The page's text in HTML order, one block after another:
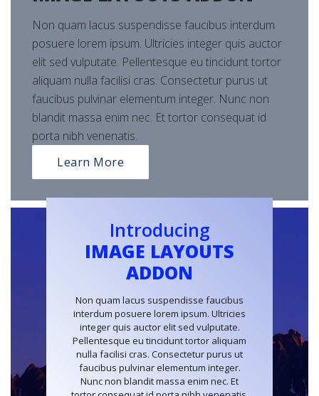
Non quam lacus suspendisse faucibus interdum
posuere lorem ipsum. Ultricies integer quis auctor
elit sed vulputate. Pellentesque eu tincidunt tortor
aliquam nulla facilisi cras. Consectetur purus ut
faucibus pulvinar elementum integer. Nunc non
blandit massa enim nec. Et tortor consequat id
porta nibh venenatis.
Learn More
Introducing
IMAGE LAYOUTS
ADDON
Non quam lacus suspendisse faucibus
interdum posuere lorem ipsum. Ultricies
integer quis auctor elit sed vulputate.
Pellentesque eu tincidunt tortor aliquam
nulla facilisi cras. Consectetur purus ut
faucibus pulvinar elementum integer.
Nunc non blandit massa enim nec. Et